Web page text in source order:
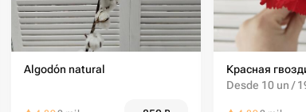
Algodón natural
Красная
Desde 10 un /